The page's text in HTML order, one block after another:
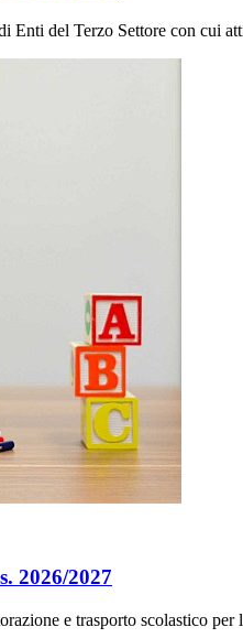
del Terzo Settore con cui
2026/2027
e trasporto scolastico per